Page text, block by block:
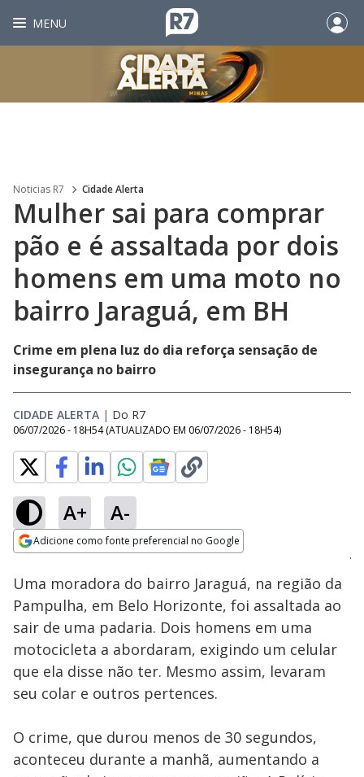
MENU
Noticias R7 Cidade Alerta
Mulher sai para comprar
pão e é assaltada por dois
homens em uma moto no
bairro Jaraguá, em BH
Crime em plena luz do dia reforça sensação de
insegurança no bairro
CIDADE ALERTA | Do R7
06/07/2026 - 18H54 (ATUALIZADO EM 06/07/2026 - 18H54)
A+ A-
Adicione como fonte preferencial no Google
Ativar
Loaded
20.48%
Uma moradora do bairro Jaraguá, na região da
Pampulha, em Belo Horizonte, foi assaltada ao
sair de uma padaria. Dois homens em uma
motocicleta a abordaram, exigindo um celular
que ela disse não ter. Mesmo assim, levaram
seu colar e outros pertences.
O crime, que durou menos de 30 segundos,
aconteceu durante a manhã, aumentando a